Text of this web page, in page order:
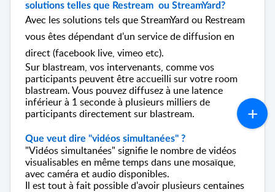
solutions telles que Restream ou StreamYard?
Avec les solutions tels que StreamYard ou Restream
vous êtes dépendant d'un service de diffusion en
direct (facebook live, vimeo etc).
Sur blastream, vos intervenants, comme vos
participants peuvent être accueilli sur votre room
blastream. Vous pouvez diffusez à une latence
inférieur à 1 seconde à plusieurs milliers de
participants directement sur blastream.
Que veut dire "vidéos simultanées" ?
"Vidéos simultanées" signifie le nombre de vidéos
visualisables en même temps dans une mosaïque,
avec caméra et audio disponibles.
Il est tout à fait possible d'avoir plusieurs centaines